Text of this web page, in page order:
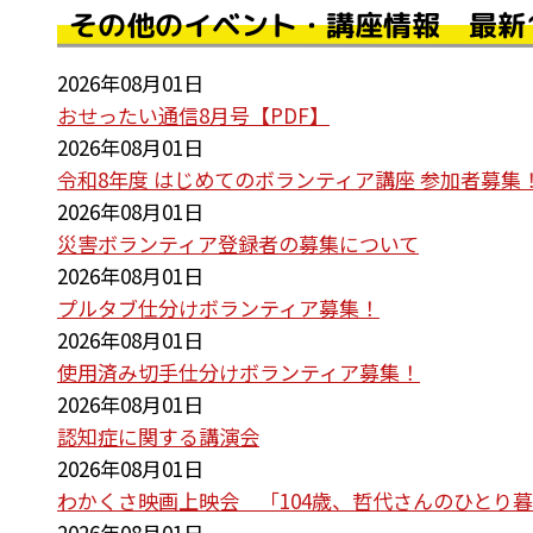
その他のイベント・講座情報 最
2026年08月01日
おせったい通信8月号【PDF】
2026年08月01日
令和8年度 はじめてのボランティア講座 参加者募集！
2026年08月01日
災害ボランティア登録者の募集について
2026年08月01日
プルタブ仕分けボランティア募集！
2026年08月01日
使用済み切手仕分けボランティア募集！
2026年08月01日
認知症に関する講演会
2026年08月01日
わかくさ映画上映会 「104歳、哲代さんのひとり暮